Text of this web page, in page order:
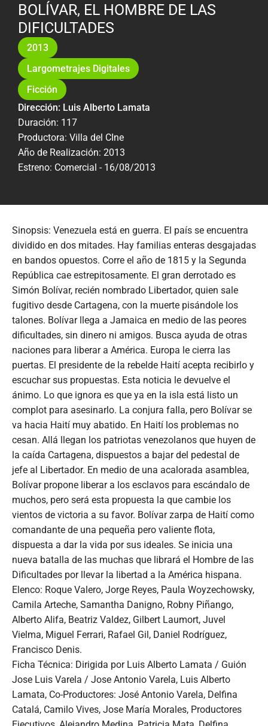
BOLÍVAR, EL HOMBRE DE LAS
DIFICULTADES
2013
Largometrajes Digitales
Ficción
Dirección: Luis Alberto Lamata
Duración: 117
Productora: Villa del CIne
Año de Realización: 2013
Estreno: Comercial - 16/08/2013
Sinopsis: Venezuela está en guerra. El país se encuentra
dividido en dos mitades. Hay familias enteras desgajadas
en bandos opuestos. Corre el año de 1815 y la Segunda
República cae estrepitosamente. El gran derrotado es
Simón Bolívar, recién nombrado Libertador, quien sale
fugitivo desde Cartagena, con la muerte pisándole los
talones. Bolívar llega a Jamaica en medio de las peores
dificultades, sin dinero ni amigos. Busca ayuda de otras
naciones para liberar a América. Europa le cierra las
puertas. El presidente de la rebelde Haití acepta recibirlo y
escuchar sus propuestas. Esta noticia le devuelve el
ánimo. Lo que ignora es que ya en la isla está listo un
complot para asesinarlo. La conjura falla, pero Bolívar se
va hacia Haití muy abatido. En Haití los problemas no
cesan. Allá llegan los patriotas venezolanos que huyen de
la caída Cartagena, dispuestos a bajar del pedestal de
jefe al Libertador. En medio de una acalorada asamblea,
Bolívar propone liberar a los esclavos para escándalo de
muchos, pero será esta propuesta la que cambie los
vientos de victoria a su favor. Bolívar zarpa de Haití como
comandante de una pequeña pero valiente flota,
dispuesta a dar la vida por sus ideales. Se inicia una
nueva batalla de las muchas que librará el Hombre de las
Dificultades por llevar la libertad a la América hispana.
Elenco: Roque Valero, Jorge Reyes, Paula Woyzechowsky,
Camila Arteche, Samantha Danigno, Robny Piñango,
Alberto Alifa, Beatriz Valdez, Gilbert Laumort, Juvel
Vielma, Miguel Ferrari, Rafael Gil, Daniel Rodríguez,
Francisco Denis.
Ficha Técnica: Dirigida por Luis Alberto Lamata / Guión
Jose Luis Varela / Jose Antonio Varela, Luis Alberto
Lamata, Co-Productores: José Antonio Varela, Delfina
Catalá, Camilo Vives, Jose María Morales, Productores